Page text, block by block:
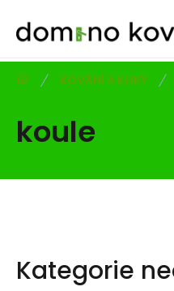
KOVÁNÍ A KLIKY
koule
Kategorie